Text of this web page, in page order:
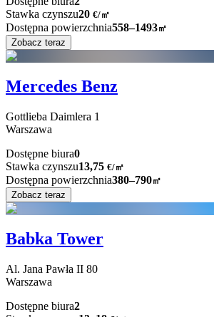
Stawka czynszu20 €/㎡
Dostępna powierzchnia558–1493㎡
Zobacz teraz
Mercedes Benz
Gottlieba Daimlera 1
Warszawa
Dostępne biura0
Stawka czynszu13,75 €/㎡
Dostępna powierzchnia380–790㎡
Zobacz teraz
Babka Tower
Al. Jana Pawła II 80
Warszawa
Dostępne biura2